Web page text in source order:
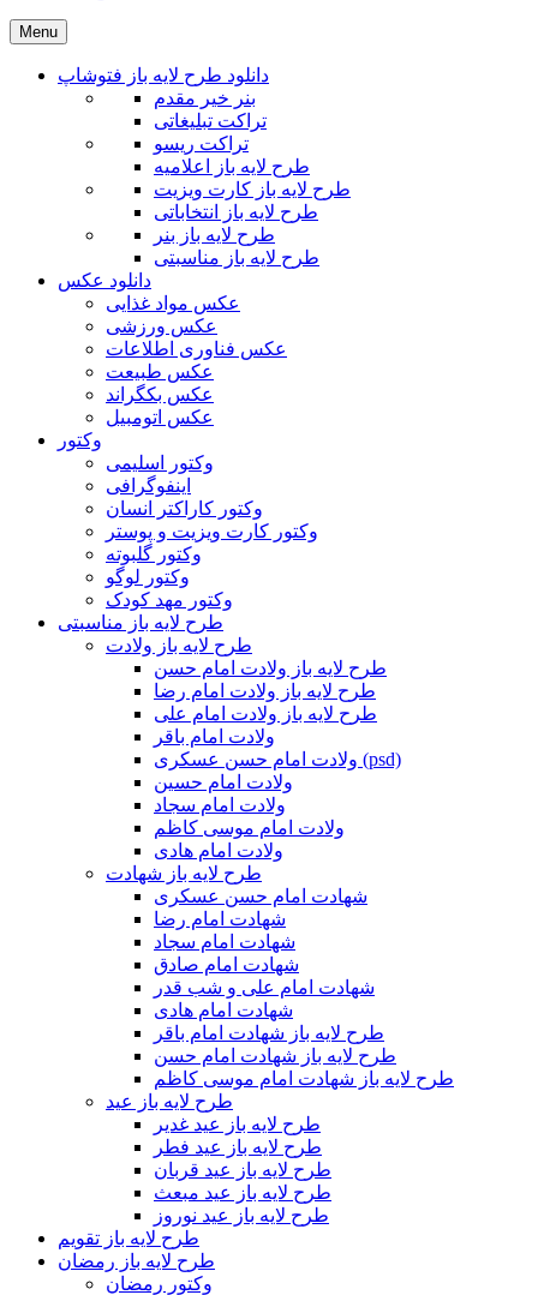
Menu
دانلود طرح لایه باز فتوشاپ
بنر خیر مقدم
تراکت تبلیغاتی
تراکت ریسو
طرح لایه باز اعلامیه
طرح لایه باز کارت ویزیت
طرح لایه باز انتخاباتی
طرح لایه باز بنر
طرح لایه باز مناسبتی
دانلود عکس
عکس مواد غذایی
عکس ورزشی
عکس فناوری اطلاعات
عکس طبیعت
عکس بکگراند
عکس اتومبیل
وکتور
وکتور اسلیمی
اینفوگرافی
وکتور کاراکتر انسان
وکتور کارت ویزیت و پوستر
وکتور گلبوته
وکتور لوگو
وکتور مهد کودک
طرح لایه باز مناسبتی
طرح لایه باز ولادت
طرح لایه باز ولادت امام حسن
طرح لایه باز ولادت امام رضا
طرح لایه باز ولادت امام علی
ولادت امام باقر
ولادت امام حسن عسکری (psd)
ولادت امام حسین
ولادت امام سجاد
ولادت امام موسی کاظم
ولادت امام هادی
طرح لایه باز شهادت
شهادت امام حسن عسکری
شهادت امام رضا
شهادت امام سجاد
شهادت امام صادق
شهادت امام علی و شب قدر
شهادت امام هادی
طرح لایه باز شهادت امام باقر
طرح لایه باز شهادت امام حسن
طرح لایه باز شهادت امام موسی کاظم
طرح لایه باز عید
طرح لایه باز عید غدیر
طرح لایه باز عید فطر
طرح لایه باز عید قربان
طرح لایه باز عید مبعث
طرح لایه باز عید نوروز
طرح لایه باز تقویم
طرح لایه باز رمضان
وکتور رمضان